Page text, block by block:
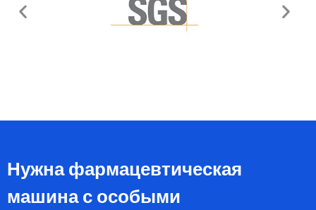
Нужна фармацевтическая
машина с особыми